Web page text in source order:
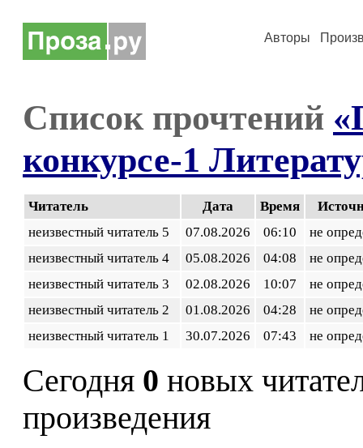
Авторы
Список прочтений
конкурсе-1
Читатель Дата Время
неизвестный читатель 5
07.08.2026 06:10
не
неизвестный читатель 4
05.08.2026 04:08
не
неизвестный читатель 3
02.08.2026 10:07
не
неизвестный читатель 2
01.08.2026 04:28
не
неизвестный читатель 1
30.07.2026 07:43 не
Сегодня 0 новых
произведения